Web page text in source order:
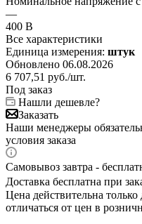
—
400 В
Все характеристики
Единица измерения: штук
Обновлено 06.08.2026
6 707,51 руб./шт.
Под заказ
Нашли дешевле?
Заказать
Наши менеджеры
условия заказа
Самовывоз завтра -
Доставка бесплатна при
Цена действительна
отличаться от цен в